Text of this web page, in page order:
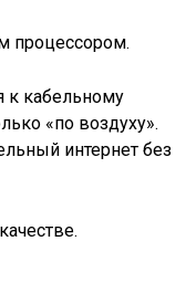
процессором.
к кабельному
«по воздуху».
интернет без